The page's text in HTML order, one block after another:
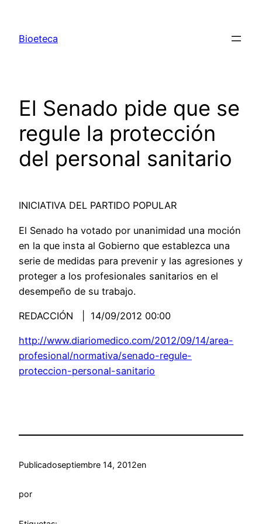
contenido
Bioeteca
El Senado pide que se
regule la protección
del personal sanitario
INICIATIVA DEL PARTIDO POPULAR
El Senado ha votado por unanimidad una moción
en la que insta al Gobierno que establezca una
serie de medidas para prevenir y las agresiones y
proteger a los profesionales sanitarios en el
desempeño de su trabajo.
REDACCIÓN | 14/09/2012 00:00
http://www.diariomedico.com/2012/09/14/area-
profesional/normativa/senado-regule-
proteccion-personal-sanitario
Publicadoseptiembre 14, 2012en
por